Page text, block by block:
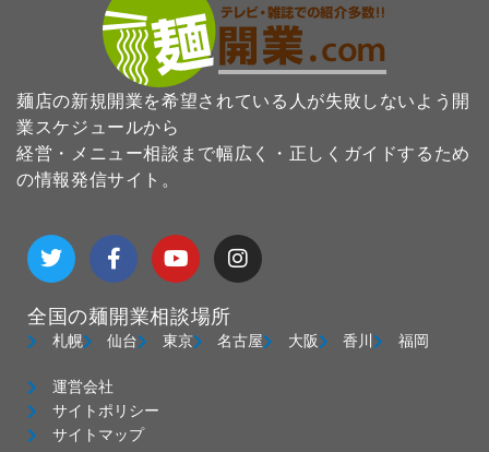
麺店の新規開業を希望されている人が失敗しないよう開
業スケジュールから
経営・メニュー相談まで幅広く・正しくガイドするため
の情報発信サイト。
T
w
i
t
e
F
a
c
b
o
k
-
f
Y
o
u
u
b
I
n
s
g
全国の麺開業相談場所
札幌 仙台 東京 名古屋 大阪 香川 福岡
運営会社
サイトポリシー
サイトマップ